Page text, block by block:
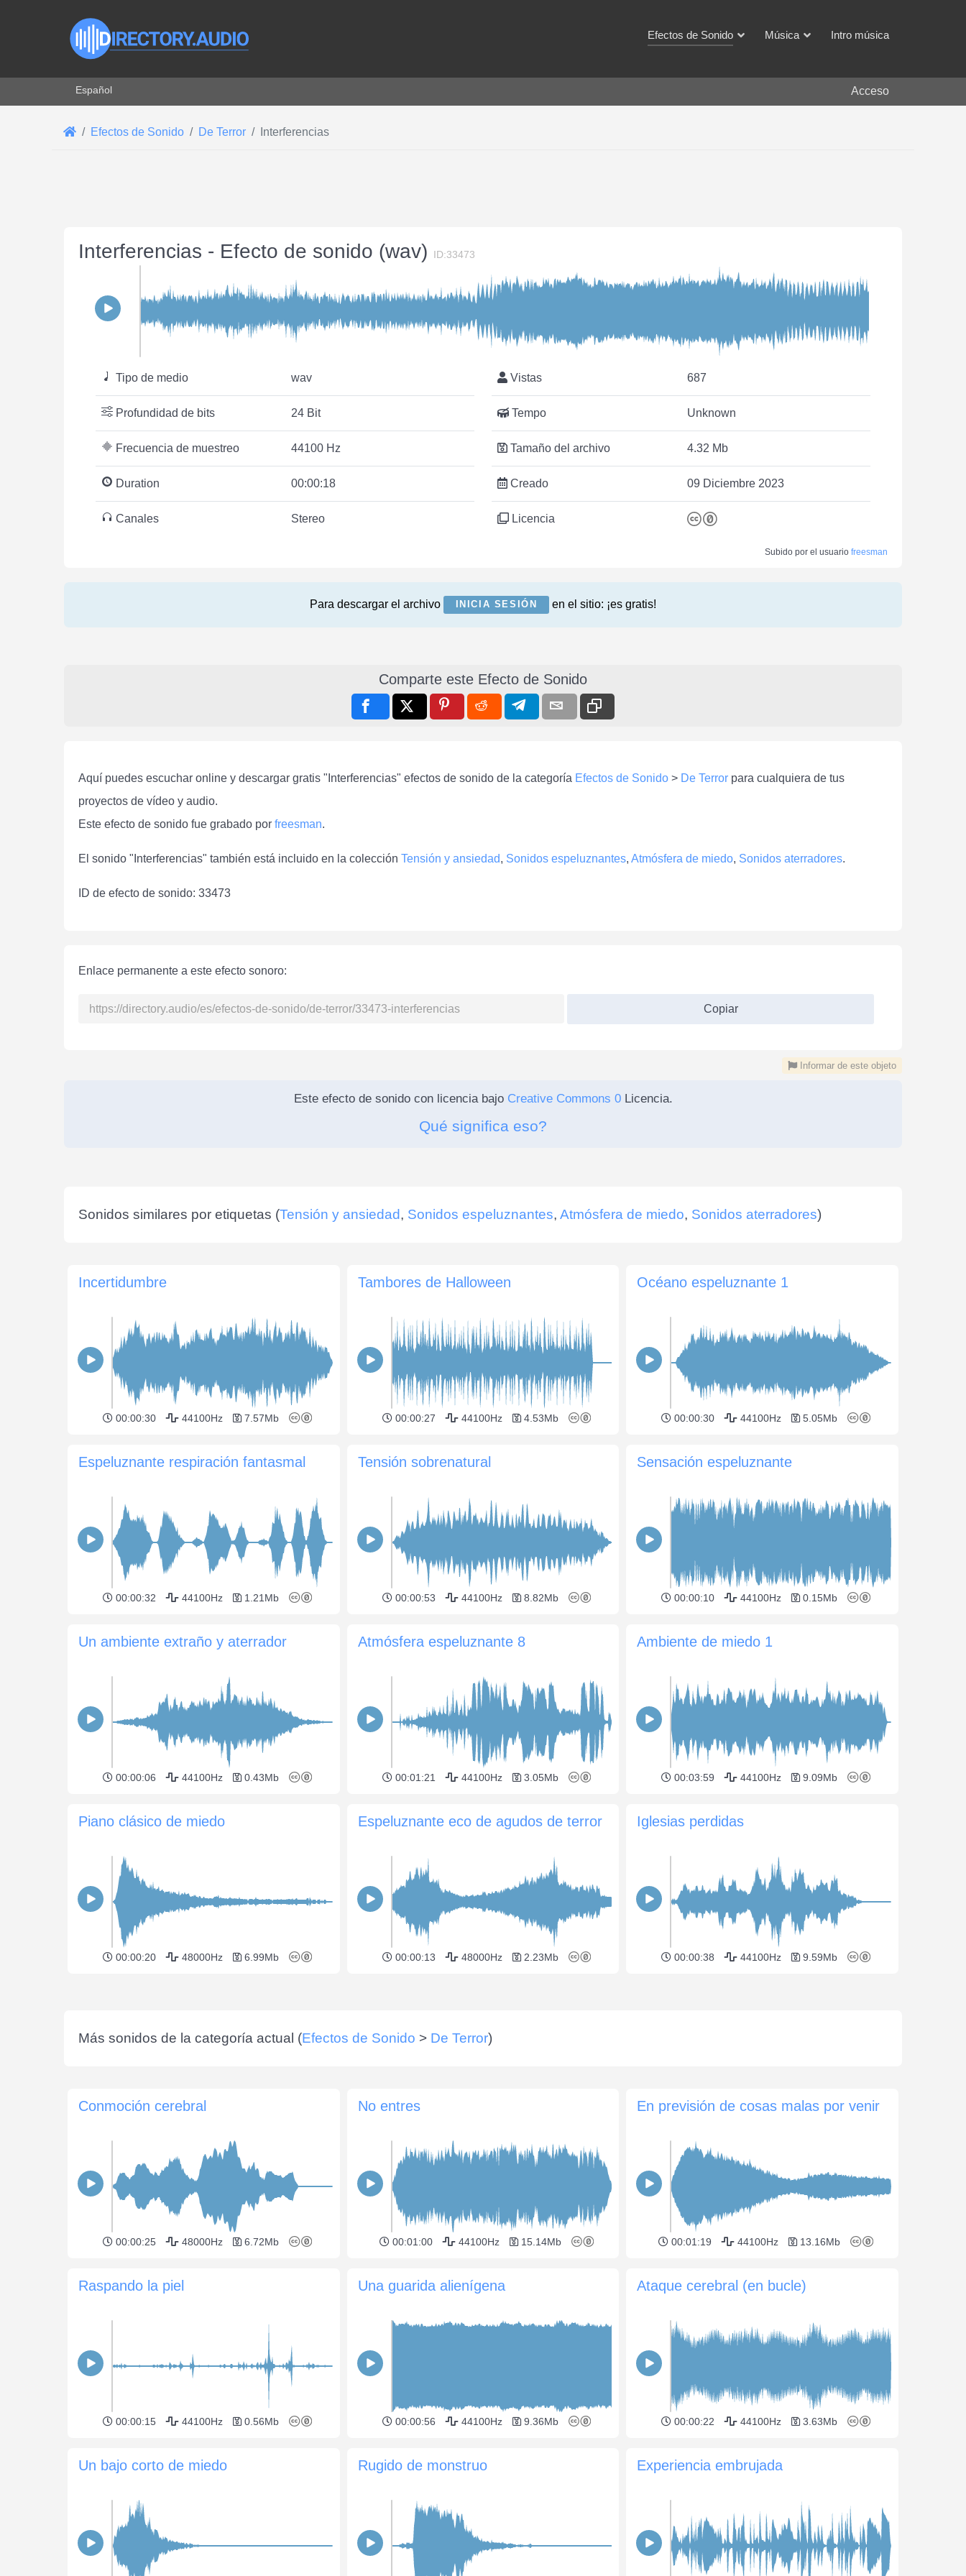
Efectos de Sonido Música Intro música
Seleccione su idioma
Español Acceso
Efectos de Sonido De Terror Interferencias
Interferencias - Efecto de sonido (wav) ID:33473
Tipo de medio wav
Profundidad de bits 24 Bit
Frecuencia de muestreo 44100 Hz
Duration 00:00:18
Canales Stereo
Vistas 687
Tempo Unknown
Tamaño del archivo 4.32 Mb
Creado 09 Diciembre 2023
Licencia
Subido por el usuario freesman
Para descargar el archivo INICIA SESIÓN en el sitio: ¡es gratis!
Comparte este Efecto de Sonido
Aquí puedes escuchar online y descargar gratis "Interferencias" efectos de sonido de la categoría Efectos de Sonido > De Terror para cualquiera de tus
proyectos de vídeo y audio.
Este efecto de sonido fue grabado por freesman.
El sonido "Interferencias" también está incluido en la colección Tensión y ansiedad, Sonidos espeluznantes, Atmósfera de miedo, Sonidos aterradores.
ID de efecto de sonido: 33473
Enlace permanente a este efecto sonoro:
Copiar
Informar de este objeto
Este efecto de sonido con licencia bajo Creative Commons 0Licencia.
Qué significa eso?
Sonidos similares por etiquetas (Tensión y ansiedad, Sonidos espeluznantes, Atmósfera de miedo, Sonidos aterradores)
Incertidumbre
00:00:30 44100Hz 7.57Mb
Tambores de Halloween
00:00:27 44100Hz 4.53Mb
Océano espeluznante 1
00:00:30 44100Hz 5.05Mb
Espeluznante respiración fantasmal
00:00:32 44100Hz 1.21Mb
Tensión sobrenatural
00:00:53 44100Hz 8.82Mb
Sensación espeluznante
00:00:10 44100Hz 0.15Mb
Un ambiente extraño y aterrador
00:00:06 44100Hz 0.43Mb
Atmósfera espeluznante 8
00:01:21 44100Hz 3.05Mb
Ambiente de miedo 1
00:03:59 44100Hz 9.09Mb
Piano clásico de miedo
00:00:20 48000Hz 6.99Mb
Espeluznante eco de agudos de terror
00:00:13 48000Hz 2.23Mb
Iglesias perdidas
00:00:38 44100Hz 9.59Mb
Más sonidos de la categoría actual (Efectos de Sonido > De Terror)
Conmoción cerebral
00:00:25 48000Hz 6.72Mb
No entres
00:01:00 44100Hz 15.14Mb
En previsión de cosas malas por venir
00:01:19 44100Hz 13.16Mb
Raspando la piel
00:00:15 44100Hz 0.56Mb
Una guarida alienígena
00:00:56 44100Hz 9.36Mb
Ataque cerebral (en bucle)
00:00:22 44100Hz 3.63Mb
Un bajo corto de miedo Rugido de monstruo Experiencia embrujada